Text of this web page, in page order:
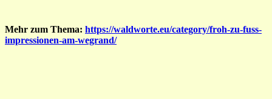
Mehr zum Thema: https://waldworte.eu/category/froh-zu-fuss-
impressionen-am-wegrand/